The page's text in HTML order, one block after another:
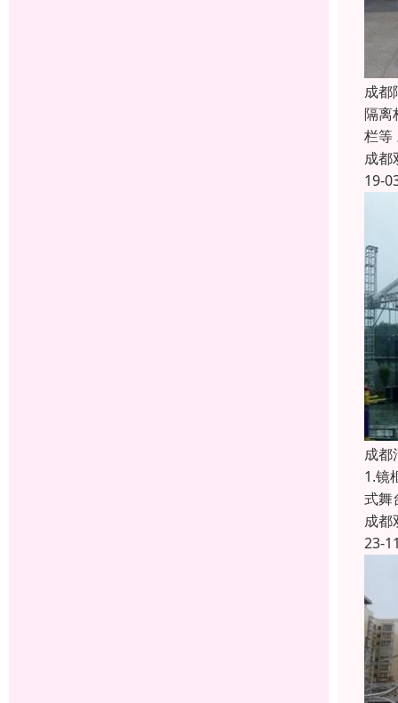
成都
隔离
栏等
成都
19-
成都
1.镜
式舞
成都
23-